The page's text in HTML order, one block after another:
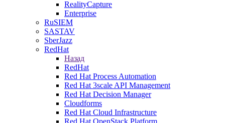
RealityCapture
Enterprise
RuSIEM
SASTAV
SberJazz
RedHat
Назад
RedHat
Red Hat Process Automation
Red Hat 3scale API Management
Red Hat Decision Manager
Cloudforms
Red Hat Cloud Infrastructure
Red Hat OpenStack Platform